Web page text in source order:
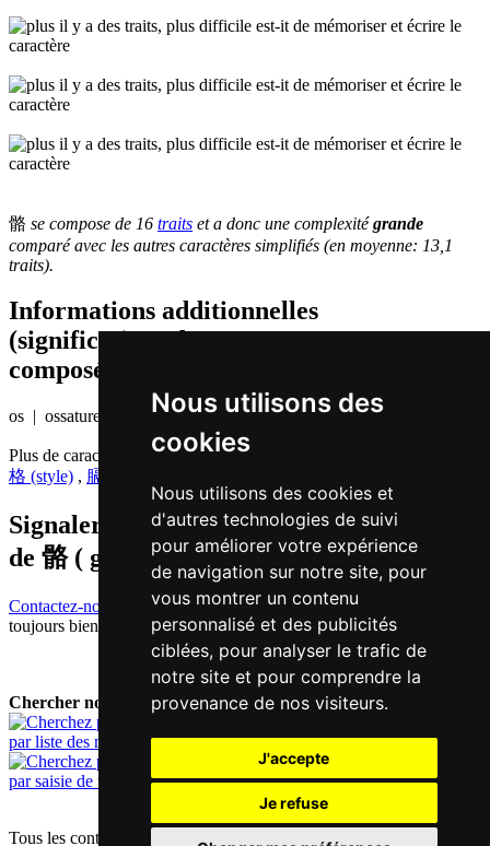
Nous utilisons des
cookies
Nous utilisons des cookies et
d'autres technologies de suivi
pour améliorer votre expérience
de navigation sur notre site, pour
vous montrer un contenu
personnalisé et des publicités
ciblées, pour analyser le trafic de
notre site et pour comprendre la
provenance de nos visiteurs.
J'accepte
Je refuse
骼 se compose de 16 traits et a donc une complexitégrande
comparé avec les autres caractères simplifiés (en moyenne: 13,1
traits).
Informations additionnelles
(significations de composants, mots
composés etc.)
os | ossature
Plus de caractères qui se prononcent
格 (style) , 膈 (diaphragme)
Signaler traduction fausse ou manquante
de 骼 ( gaak / gaak3 )
Contactez-nous!
Votre feedback et critique constructive seront
toujours bienvenus.
Chercher nouveau mot:
par liste des mots
par saisie de texte
Tous les contenus sont protégés par les droits d'auteur allemands et